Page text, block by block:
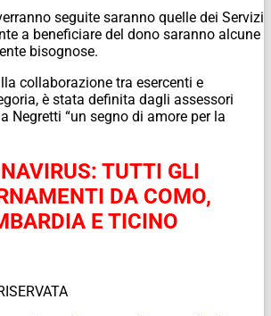
seguite saranno quelle dei Servizi
a beneficiare del dono saranno alcune
bisognose.
collaborazione tra esercenti e
è stata definita dagli assessori
Negretti “un segno di amore per la
TUTTI GLI
DA COMO,
E TICINO